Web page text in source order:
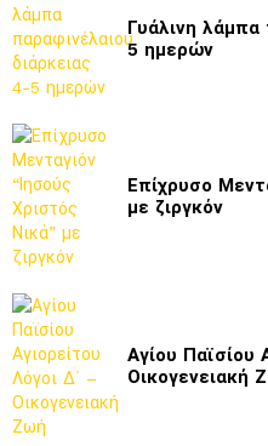
Γυάλινη λάμπα
5 ημερών
Επίχρυσο
με ζιργκόν
Αγίου Παϊσίου
Οικογενειακή